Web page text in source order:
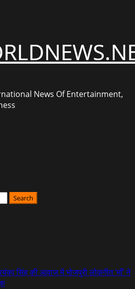
News Of Entertainment,
सिंह की आवाज में भोजपुरी लोकगीत ‘माँ’ ने